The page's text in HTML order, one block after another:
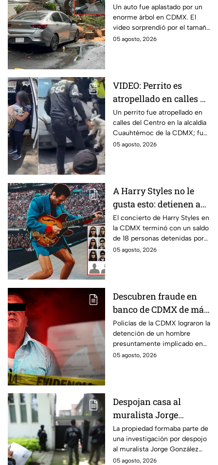
árbol en CDMX: así fue
el momento exacto
Un auto fue aplastado por un
enorme árbol en CDMX. El
video sorprendió por el tamaño
del árbol que dejó destruido el
05 agosto, 2026
VIDEO: Perrito es
atropellado en calles de
la alcaldía
Cuauhtémoc; policías
lo rescatan y entregan
a su dueña
Un perrito fue atropellado en
calles del Centro en la alcaldía
Cuauhtémoc de la CDMX; fue
rescatado y resguardado por
05 agosto, 2026
A Harry Styles no le
gusta esto: detienen a
18 tras concierto en
CDMX
El concierto de Harry Styles en
la CDMX terminó con un saldo
de 18 personas detenidas por
policías, quienes los esposaron
05 agosto, 2026
Descubren fraude en
banco de CDMX de más
de 400 mil pesos con
un cheque falso
Policías de la CDMX lograron la
detención de un hombre
presuntamente implicado en
un intento de fraude para
05 agosto, 2026
Despojan casa al
muralista Jorge
González Camarena en
la Del Valle y la
recupera| FOTOS
La propiedad formaba parte de
una investigación por despojo
al muralista Jorge González
Camarena por un predio en la
05 agosto, 2026